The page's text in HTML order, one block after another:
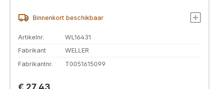
Binnenkort beschikbaar
Artikelnr.
WL16431
Fabrikant
WELLER
Fabrikantnr.
T0051615099
Normale prijs: